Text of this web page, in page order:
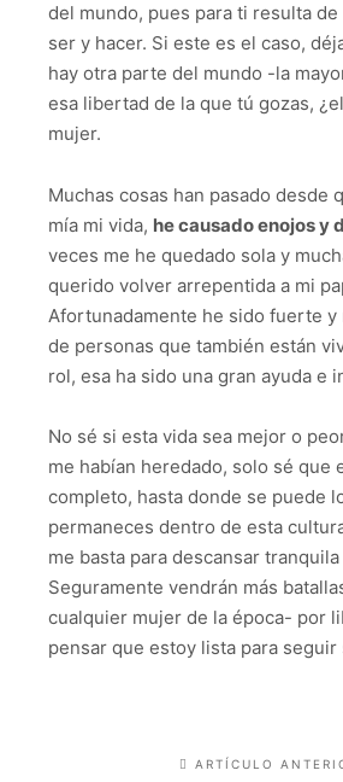
del mundo, pues para ti resulta
ser y hacer. Si este es el caso,
hay otra parte del mundo -la
esa libertad de la que tú gozas,
mujer.
Muchas cosas han pasado desde
mía mi vida, he causado enojos y
veces me he quedado sola y
querido volver arrepentida a mi
Afortunadamente he sido fuerte y
de personas que también están
rol, esa ha sido una gran ayuda e
No sé si esta vida sea mejor o
me habían heredado, solo sé que
completo, hasta donde se puede
permaneces dentro de esta
me basta para descansar
Seguramente vendrán más
cualquier mujer de la época- por
pensar que estoy lista para seguir
ARTÍCULO